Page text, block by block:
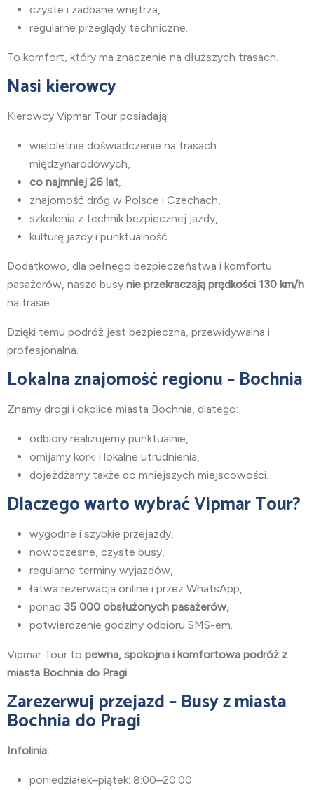
czyste i zadbane wnętrza,
regularne przeglądy techniczne.
To komfort, który ma znaczenie na dłuższych trasach.
Nasi kierowcy
Kierowcy Vipmar Tour posiadają:
wieloletnie doświadczenie na trasach
międzynarodowych,
co najmniej 26 lat
znajomość dróg w Polsce i Czechach,
szkolenia z technik bezpiecznej jazdy,
kulturę jazdy i punktualność.
Dodatkowo, dla pełnego bezpieczeństwa i komfortu
pasażerów, nasze busy nie przekraczają prędkości 130 km/h
na trasie.
Dzięki temu podróż jest bezpieczna, przewidywalna i
profesjonalna.
Lokalna znajomość regionu – Bochnia
Znamy drogi i okolice miasta Bochnia , dlatego:
odbiory realizujemy punktualnie,
omijamy korki i lokalne utrudnienia,
dojeżdżamy także do mniejszych miejscowości.
Dlaczego warto wybrać Vipmar Tour?
wygodne i szybkie przejazdy,
nowoczesne, czyste busy,
regularne terminy wyjazdów,
łatwa rezerwacja online i przez WhatsApp,
ponad 35 000 obsłużonych pasażerów,
potwierdzenie godziny odbioru SMS-em.
Vipmar Tour to pewna, spokojna i komfortowa podróż z
miasta Bochnia do Pragi
Zarezerwuj przejazd – Busy z miasta
Bochnia do Pragi
Infolinia:
poniedziałek–piątek: 8:00–20:00